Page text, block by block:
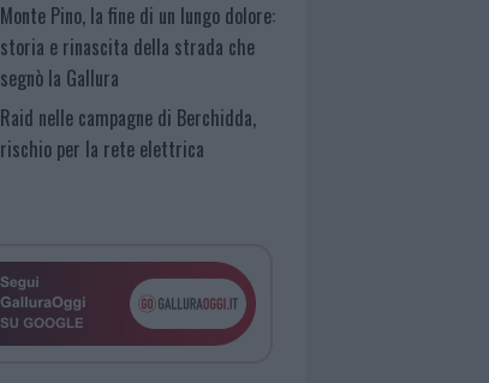
Monte Pino, la fine di un lungo dolore:
storia e rinascita della strada che
segnò la Gallura
Raid nelle campagne di Berchidda,
rischio per la rete elettrica